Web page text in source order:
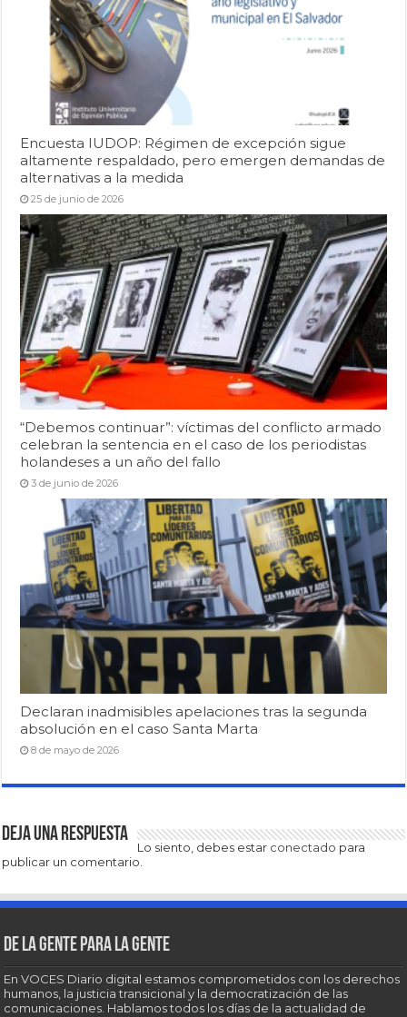
Encuesta IUDOP: Régimen de excepción sigue
altamente respaldado, pero emergen demandas de
alternativas a la medida
25 de junio de 2026
“Debemos continuar”: víctimas del conflicto armado
celebran la sentencia en el caso de los periodistas
holandeses a un año del fallo
3 de junio de 2026
Declaran inadmisibles apelaciones tras la segunda
absolución en el caso Santa Marta
8 de mayo de 2026
Deja una respuesta
Lo siento, debes estar conectado para
publicar un comentario.
De la gente para la gente
En VOCES Diario digital estamos comprometidos con los derechos
humanos, la justicia transicional y la democratización de las
comunicaciones. Hablamos todos los días de la actualidad de